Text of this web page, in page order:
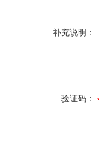
补充说明：
验证码：